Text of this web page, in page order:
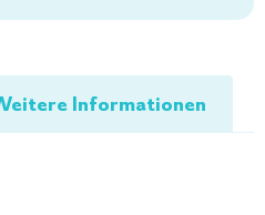
Informationen